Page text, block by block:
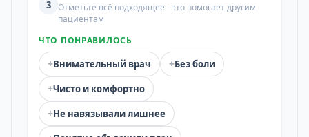
3
Отметьте всё подходящее - это помогает другим
пациентам
ЧТО ПОНРАВИЛОСЬ
+Внимательный врач +Без боли
+Чисто и комфортно
+Не навязывали лишнее